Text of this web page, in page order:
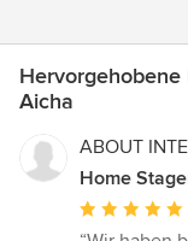
Aicha
ABOUT
Home
Bewertung: